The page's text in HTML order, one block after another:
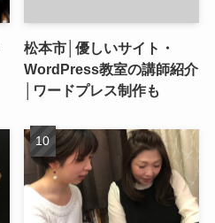
松本市│優しいサイト・
WordPress教室の講師紹介
│ワードプレス制作も